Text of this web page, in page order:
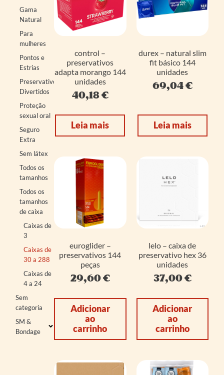
Gama
Natural
Para
mulheres
Pontos e
Estrias
Preservativos
Divertidos
Proteção
sexual oral
Seguro
Extra
Sem látex
Todos os
tamanhos
Todos os
tamanhos
de caixa
Caixas de
3
Caixas de
30 a 288
Caixas de
4 a 24
Sem
categoria
SM &
Bondage
control –
preservativos
adapta morango 144
unidades
40,18€
Leia mais
durex – natural slim
fit básico 144
unidades
69,04€
Leia mais
euroglider –
preservativos 144
peças
29,60€
Adicionar
ao
carrinho
lelo – caixa de
preservativo hex 36
unidades
37,00€
Adicionar
ao
carrinho